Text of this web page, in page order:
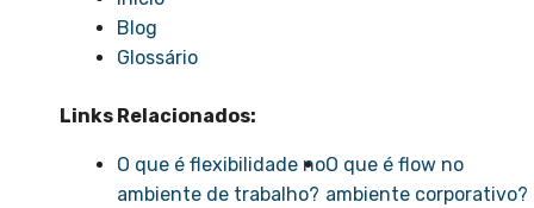
Blog
Glossário
Links Relacionados:
O que é flexibilidade no
ambiente de trabalho?
O que é flow no
ambiente corporativo?